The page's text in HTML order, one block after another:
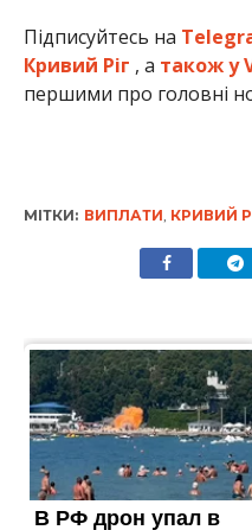
Підписуйтесь на
Кривий Ріг , а також у
першими про головні
МІТКИ: ВИПЛАТИ, КРИВИЙ